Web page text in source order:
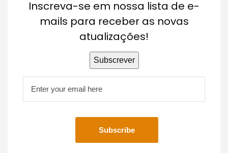
Inscreva-se em nossa lista de e-
mails para receber as novas
atualizações!